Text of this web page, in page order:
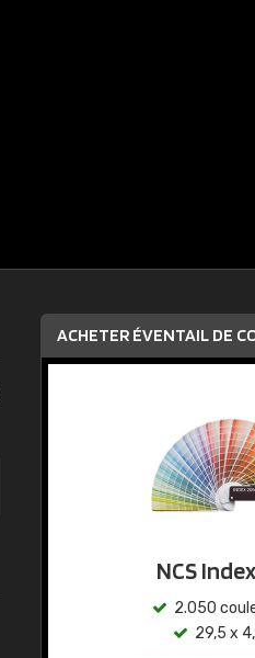
ACHETER ÉVENTAIL DE
NCS
2.050
29,5 x